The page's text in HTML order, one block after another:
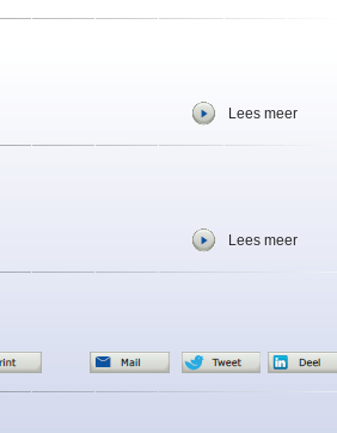
Lees meer
Lees meer